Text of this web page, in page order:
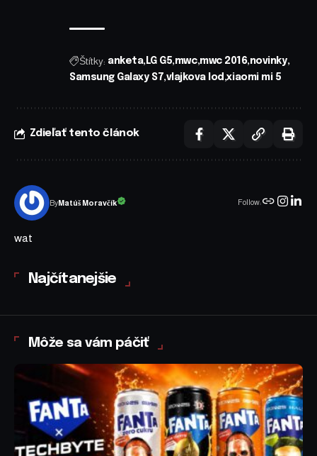
Štítky: anketa LG G5 mwc mwc 2016 novinky
Samsung Galaxy S7 vlajkova lod xiaomi mi 5
Zdieľať tento článok
ByMatúš Moravčík Follow:
wat
Najčítanejšie
Môže sa vám páčiť